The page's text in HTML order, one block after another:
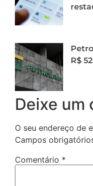
R$
Deixe um
O seu endereço de
Campos
Comentário *